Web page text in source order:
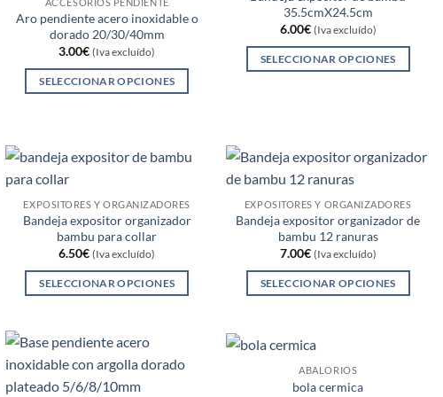
opciones
se
pueden
elegir
en
de
opciones
se
pueden
de
producto
Aro pendiente acero inoxidable o
dorado 20/30/40mm
3.00€ (Iva excluído)
SELECCIONAR OPCIONES
múltiples
Las
opciones
se
elegir
página
de
producto
35.5cmX24.5cm
6.00€ (Iva excluído)
SELECCIONAR OPCIONES
variantes.
Las
opciones
se
pueden
en
producto
EXPOSITORES Y ORGANIZADORES
Bandeja expositor organizador
bambu para collar
6.50€ (Iva excluído)
SELECCIONAR OPCIONES
tiene
múltiples
variantes.
EXPOSITORES Y ORGANIZADORES
Bandeja expositor organizador de
bambu 12 ranuras
7.00€ (Iva excluído)
SELECCIONAR OPCIONES
múltiples
variantes.
ABALORIOS
bola cermica